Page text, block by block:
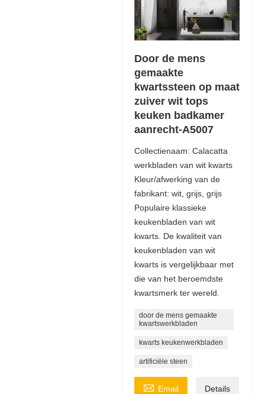
Door de mens
gemaakte
kwartssteen op maat
zuiver wit tops
keuken badkamer
aanrecht-A5007
Collectienaam: Calacatta
werkbladen van wit kwarts
Kleur/afwerking van de
fabrikant: wit, grijs, grijs
Populaire klassieke
keukenbladen van wit
kwarts. De kwaliteit van
keukenbladen van wit
kwarts is vergelijkbaar met
die van het beroemdste
kwartsmerk ter wereld.
door de mens gemaakte
kwartswerkbladen
kwarts keukenwerkbladen
artificiële steen
 Email Details